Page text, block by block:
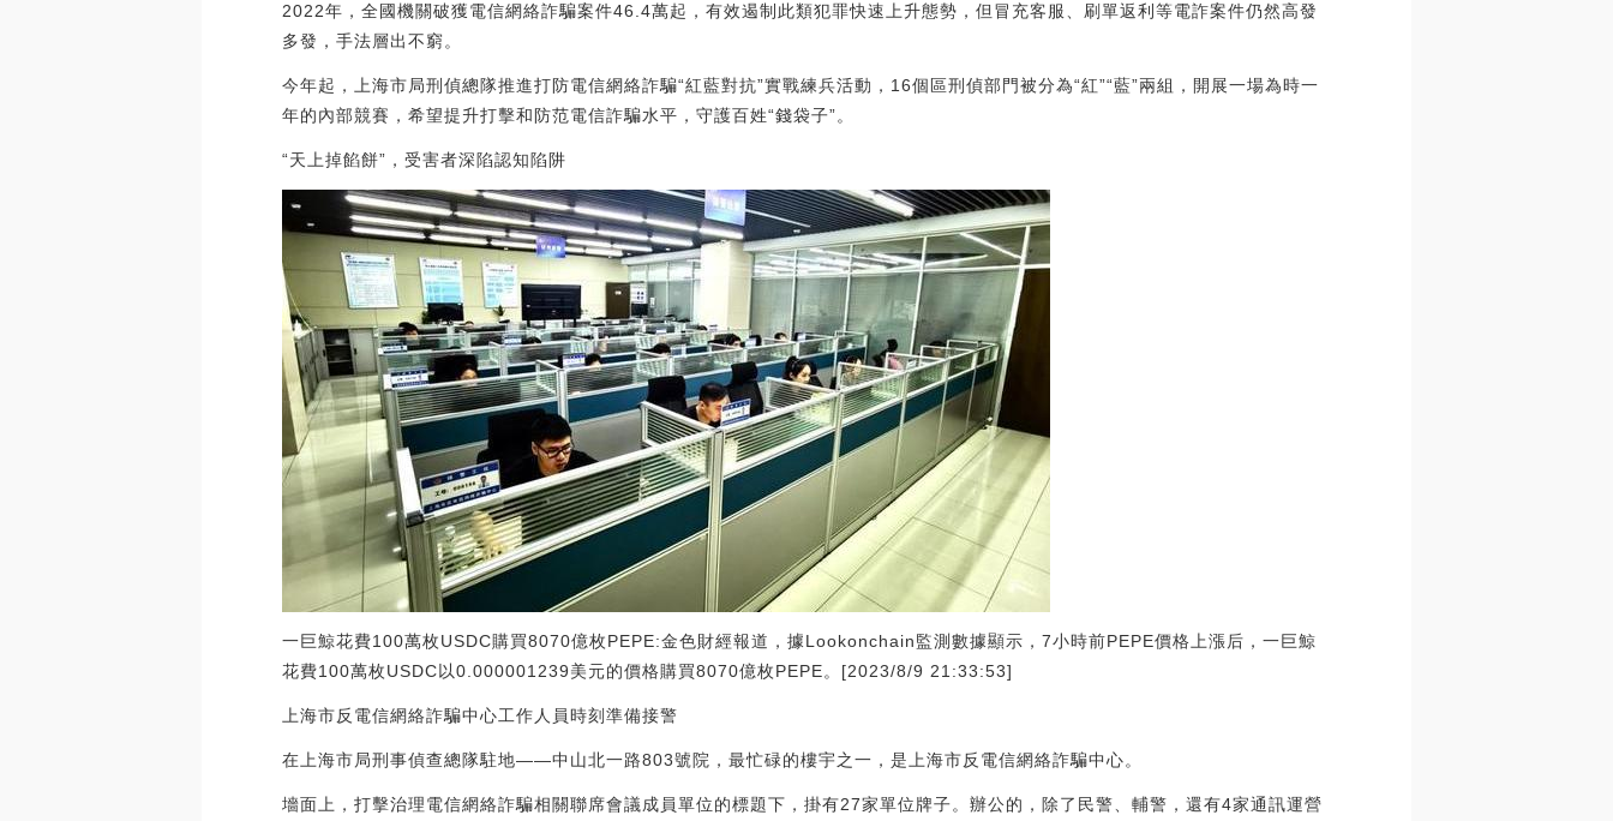
2022年，全國機關破獲電信網絡詐騙案件46.4萬起，有效遏制此類犯罪快速上升態勢，但冒充客服、刷單返利等電詐案件仍然高發
多發，手法層出不窮。
今年起，上海市局刑偵總隊推進打防電信網絡詐騙“紅藍對抗”實戰練兵活動，16個區刑偵部門被分為“紅”“藍”兩組，開展一場為時一
年的內部競賽，希望提升打擊和防范電信詐騙水平，守護百姓“錢袋子”。
“天上掉餡餅”，受害者深陷認知陷阱
一巨鯨花費100萬枚USDC購買8070億枚PEPE:金色財經報道，據Lookonchain監測數據顯示，7小時前PEPE價格上漲后，一巨鯨
花費100萬枚USDC以0.000001239美元的價格購買8070億枚PEPE。[2023/8/9 21:33:53]
上海市反電信網絡詐騙中心工作人員時刻準備接警
在上海市局刑事偵查總隊駐地——中山北一路803號院，最忙碌的樓宇之一，是上海市反電信網絡詐騙中心。
墻面上，打擊治理電信網絡詐騙相關聯席會議成員單位的標題下，掛有27家單位牌子。辦公的，除了民警、輔警，還有4家通訊運營